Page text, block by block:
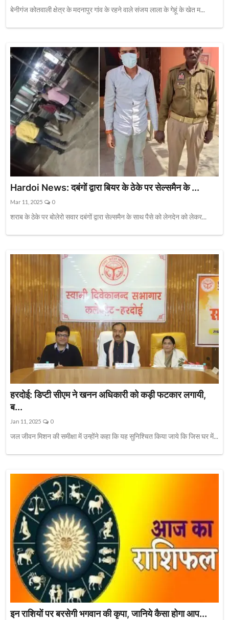
बेनीगंज कोतवाली क्षेत्र के मदनापुर गांव के रहने वाले संजय लाला के गेहूं के खेत म...
Hardoi News: दबंगों द्वारा बियर के ठेके पर सेल्समैन के ...
Mar 11, 2025 0
शराब के ठेके पर बोलेरो सवार दबंगों द्वारा सेल्समैन के साथ पैसे को लेनदेन को लेकर...
हरदोई: डिप्टी सीएम ने खनन अधिकारी को कड़ी फटकार लगायी,
ब...
Jan 11, 2025 0
जल जीवन मिशन की समीक्षा में उन्होंने कहा कि यह सुनिश्चित किया जाये कि जिस घर में...
इन राशियों पर बरसेगी भगवान की कृपा, जानिये कैसा होगा आप...